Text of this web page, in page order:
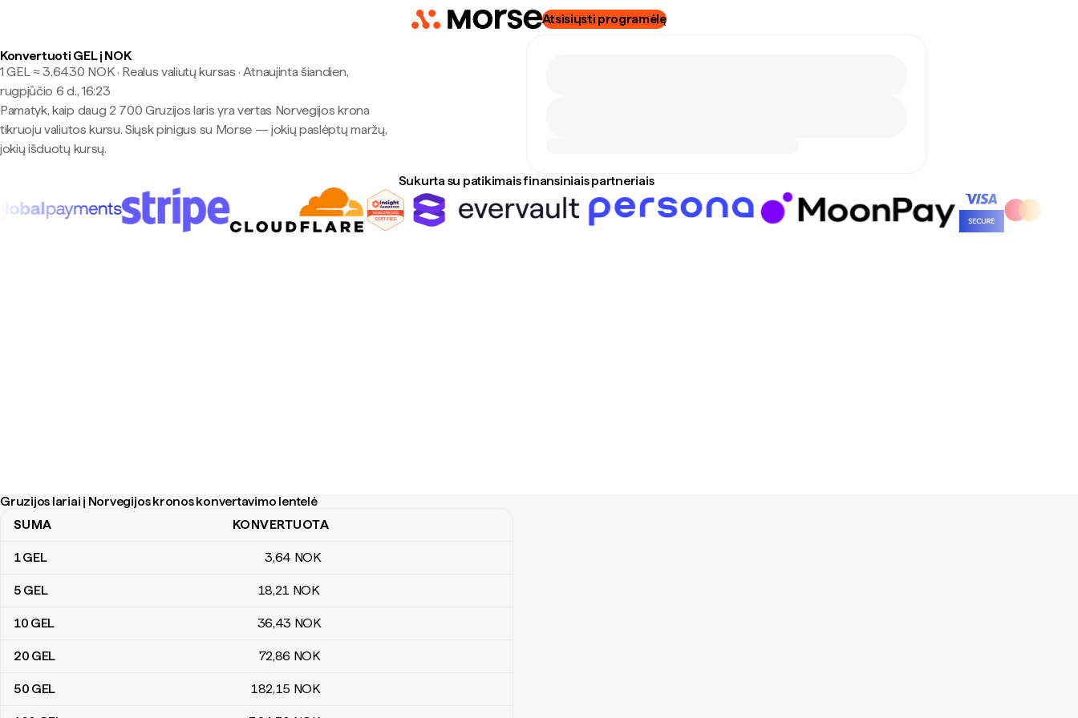
Atsisiųsti programėlę
Konvertuoti GEL į NOK
1 GEL ≈ 3,6430 NOK · Realus valiutų kursas · Atnaujinta šiandien,
rugpjūčio 6 d., 16:23
Pamatyk, kaip daug 2 700 Gruzijos laris yra vertas Norvegijos krona
tikruoju valiutos kursu. Siųsk pinigus su Morse — jokių paslėptų maržų,
jokių išduotų kursų.
Sukurta su patikimais finansiniais partneriais
Gruzijos lariai į Norvegijos kronos konvertavimo lentelė
Gruzijos lariai į Norvegijos kronos konvertavimo lentelė
SUMA KONVERTUOTA
1GEL 3,64 NOK
5 GEL 18,21 NOK
10 GEL 36,43 NOK
20 GEL 72,86 NOK
50 GEL 182,15 NOK